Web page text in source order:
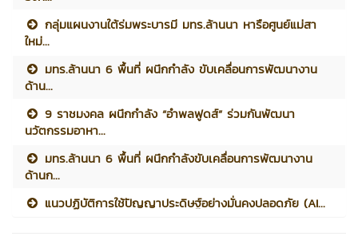
กลุ่มแผนงานใต้ร่มพระบารมี มทร.ล้านนา หารือศูนย์แม่สา
ใหม่...
มทร.ล้านนา 6 พื้นที่ ผนึกกำลัง ขับเคลื่อนการพัฒนางาน
ด้าน...
9 ราชมงคล ผนึกกำลัง “อำพลฟูดส์” ร่วมกันพัฒนา
นวัตกรรมอาหา...
มทร.ล้านนา 6 พื้นที่ ผนึกกำลังขับเคลื่อนการพัฒนางาน
ด้านก...
แนวปฏิบัติการใช้ปัญญาประดิษฐ์อย่างมั่นคงปลอดภัย (AI...